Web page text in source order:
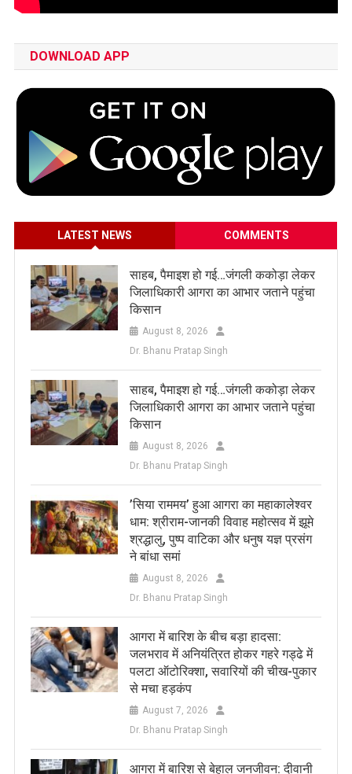
DOWNLOAD APP
LATEST NEWS COMMENTS
साहब, पैमाइश हो गई…जंगली ककोड़ा लेकर
जिलाधिकारी आगरा का आभार जताने पहुंचा
किसान
August 8, 2026
Dr. Bhanu Pratap Singh
साहब, पैमाइश हो गई…जंगली ककोड़ा लेकर
जिलाधिकारी आगरा का आभार जताने पहुंचा
किसान
August 8, 2026
Dr. Bhanu Pratap Singh
​’सिया राममय’ हुआ आगरा का महाकालेश्वर
धाम: श्रीराम-जानकी विवाह महोत्सव में झूमे
श्रद्धालु, पुष्प वाटिका और धनुष यज्ञ प्रसंग
ने बांधा समां
August 8, 2026
Dr. Bhanu Pratap Singh
आगरा में बारिश के बीच बड़ा हादसा:
जलभराव में अनियंत्रित होकर गहरे गड्ढे में
पलटा ऑटोरिक्शा, सवारियों की चीख-पुकार
से मचा हड़कंप
August 7, 2026
Dr. Bhanu Pratap Singh
आगरा में बारिश से बेहाल जनजीवन: दीवानी